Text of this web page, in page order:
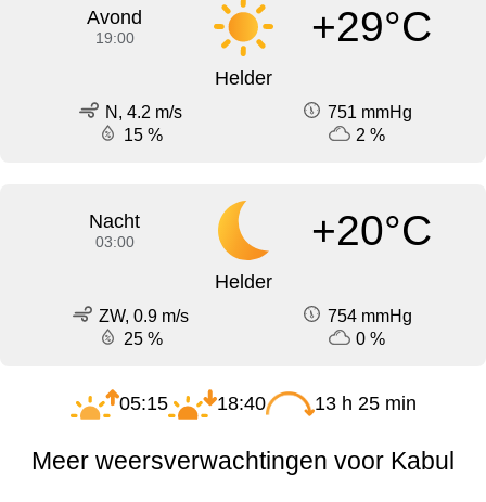
Avond
19:00 +29°C
Helder
N, 4.2 m/s
751 mmHg
15 %
2 %
Nacht
03:00 +20°C
Helder
ZW, 0.9 m/s
754 mmHg
25 %
0 %
05:15 18:40 13 h 25 min
Meer weersverwachtingen voor Kabul